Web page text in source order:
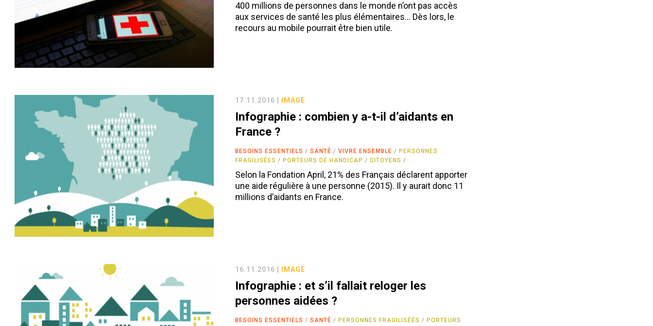
400 millions de personnes dans le monde n’ont pas accès
aux services de santé les plus élémentaires… Dès lors, le
recours au mobile pourrait être bien utile.
17.11.2016 | IMAGE
Infographie : combien y a-t-il d’aidants en
France ?
BESOINS ESSENTIELS SANTÉ VIVRE ENSEMBLE
PERSONNES
FRAGILISÉES
PORTEURS DE HANDICAP CITOYENS
Selon la Fondation April, 21% des Français déclarent apporter
une aide régulière à une personne (2015). Il y aurait donc 11
millions d’aidants en France.
16.11.2016 | IMAGE
Infographie : et s’il fallait reloger les
personnes aidées ?
BESOINS ESSENTIELS SANTÉ PERSONNES FRAGILISÉES
PORTEURS